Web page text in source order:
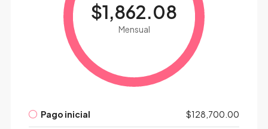
$1,862.08
Mensual
Pago inicial $128,700.00